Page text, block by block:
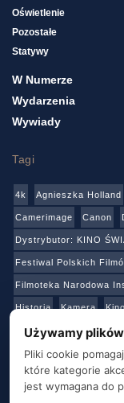
Oświetlenie
Pozostałe
Statywy
W Numerze
Wydarzenia
Wywiady
Tagi
4k Agnieszka Holland
Camerimage Canon
Dystrybutor: KINO
Festiwal Polskich
Filmoteka Narodowa
Historia Kamera
Konkurs Netflix
Produkcja Produkcja:
Telewizja Transmisja
Używamy
Pliki cookie
które kategorie
jest wymagana do